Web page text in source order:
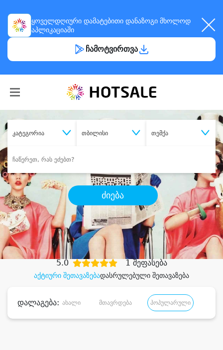
ყოველდღიური დამატებითი დანაზოგი მხოლოდ
აპლიკაციაში
ჩამოტვირთვა
კატეგორია თბილისი თემქა
ძიება
შეიძინესასურველი მომსახურება
დიდი დანაზოგით
აქტიური შეთავაზებადასრულებული შეთავაზება
5.0 1 შეფასება
დალაგება: ახალი მთავრდება პოპულარული